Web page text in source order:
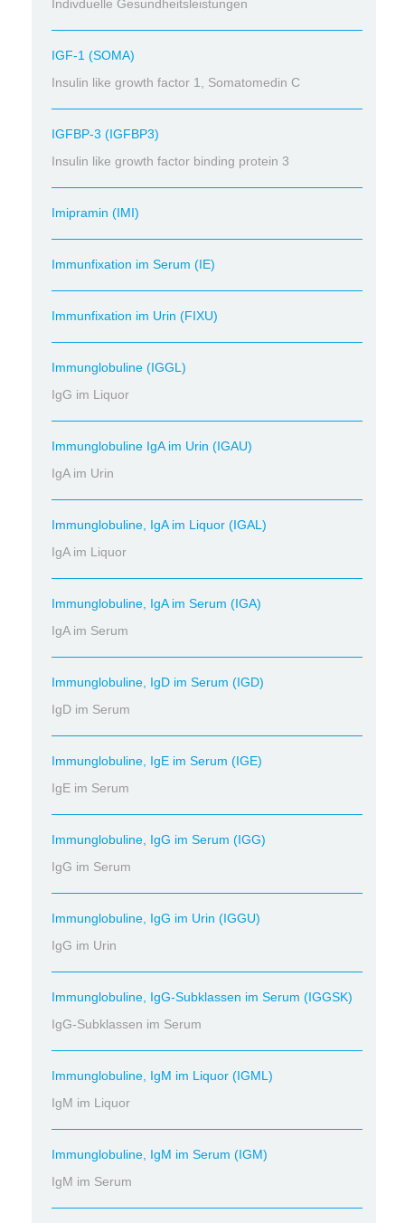
Indivduelle Gesundheitsleistungen
IGF-1 (SOMA)
Insulin like growth factor 1, Somatomedin C
IGFBP-3 (IGFBP3)
Insulin like growth factor binding protein 3
Imipramin (IMI)
Immunfixation im Serum (IE)
Immunfixation im Urin (FIXU)
Immunglobuline (IGGL)
IgG im Liquor
Immunglobuline IgA im Urin (IGAU)
IgA im Urin
Immunglobuline, IgA im Liquor (IGAL)
IgA im Liquor
Immunglobuline, IgA im Serum (IGA)
IgA im Serum
Immunglobuline, IgD im Serum (IGD)
IgD im Serum
Immunglobuline, IgE im Serum (IGE)
IgE im Serum
Immunglobuline, IgG im Serum (IGG)
IgG im Serum
Immunglobuline, IgG im Urin (IGGU)
IgG im Urin
Immunglobuline, IgG-Subklassen im Serum (IGGSK)
IgG-Subklassen im Serum
Immunglobuline, IgM im Liquor (IGML)
IgM im Liquor
Immunglobuline, IgM im Serum (IGM)
IgM im Serum